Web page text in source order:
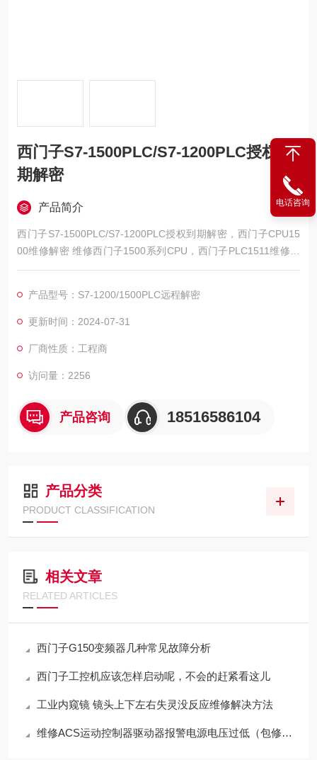
西门子S7-1500PLC/S7-1200PLC授权到
期解密
产品简介
西门子S7-1500PLC/S7-1200PLC授权到期解密，西门子CPU15
00维修解密 维修西门子1500系列CPU，西门子PLC1511维修解
密，西门子PLC1512维修解密，西门子PLC1513维修解密，西门
17维修解密，西门子PLC1518解密维修如上电所有指示灯不亮，
全亮，开机无显示，不通讯，通讯连接不上，通讯异常
产品型号：S7-1200/1500PLC远程解密
更新时间：2024-07-31
厂商性质：工程商
访问量：2256
产品咨询 18516586104
产品分类
PRODUCT CLASSIFICATION
相关文章
RELATED ARTICLES
西门子G150变频器几种常见故障分析
西门子工控机应该怎样启动呢，不会的赶紧看这儿
工业内窥镜 镜头上下左右失灵没反应维修解决方法
维修ACS运动控制器驱动器报警电源电压过低（包修好）
电话咨询